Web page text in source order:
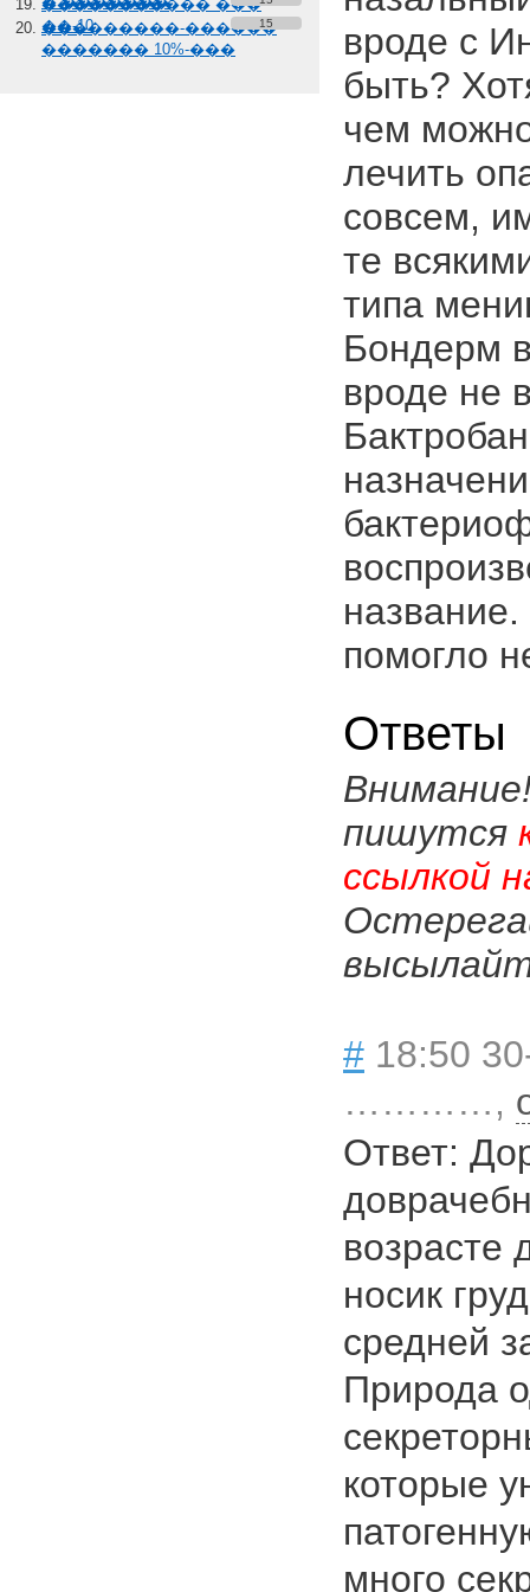
����������� ���
��-10
���������-������
������� 10%-���
15
вроде с
быть?
чем
лечить
совсем,
те
типа
Бондерм
вроде не
помогло
Ответы
пишутся
ссылкой
# 18:50
…………,
Ответ:
возрасте
носик
средней
Природа
которые
много